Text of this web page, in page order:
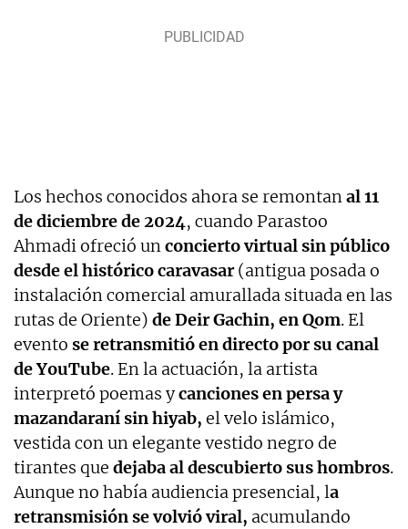
Los hechos conocidos ahora se remontanal 11
de diciembre de 2024, cuando Parastoo
Ahmadi ofreció unconcierto virtual sin público
desde el histórico caravasar(antigua posada o
instalación comercial amurallada situada en las
rutas de Oriente) de Deir Gachin, en Qom. El
evento se retransmitió en directo por su canal
de YouTube. En la actuación, la artista
interpretó poemas ycanciones en persa y
mazandaraní sin hiyab, el velo islámico,
vestida con un elegante vestido negro de
tirantes que dejaba al descubierto sus hombros.
Aunque no había audiencia presencial, la
retransmisión se volvió viral, acumulando